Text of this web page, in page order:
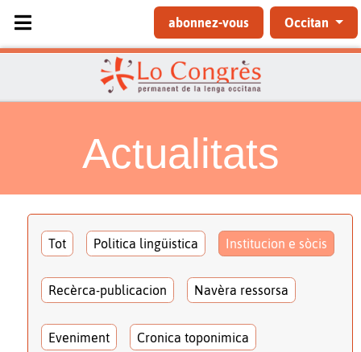
Sélectionnez votre langue
abonnez-vous Occitan
Actualitats
Tot Politica lingüistica Institucion e sòcis
Recèrca-publicacion Navèra ressorsa
Eveniment Cronica toponimica